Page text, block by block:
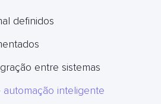
definidos
entre sistemas
automação inteligente